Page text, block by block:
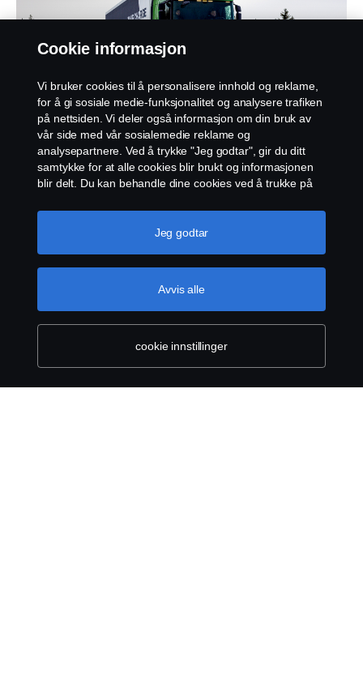
Cookie informasjon
Vi bruker cookies til å personalisere innhold og reklame,
for å gi sosiale medie-funksjonalitet og analysere trafiken
på nettsiden. Vi deler også informasjon om din bruk av
vår side med vår sosialemedie reklame og
analysepartnere. Ved å trykke "Jeg godtar", gir du ditt
samtykke for at alle cookies blir brukt og informasjonen
blir delt. Du kan behandle dine cookies ved å trukke på
en mer detaljert forklaring hvordan vi bruker cookies,
vennligst besøk vår cookies-erklæring, som du finner ved
cookie innstillinger
Avvis alle
Jeg godtar